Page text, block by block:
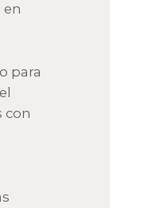
en
para
con